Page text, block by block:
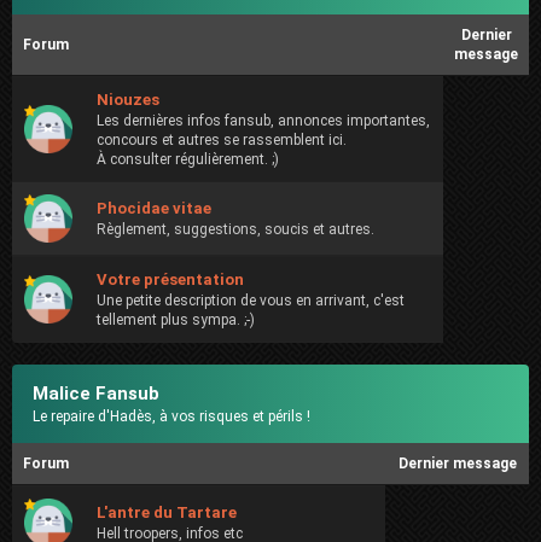
Forum
Dernier
message
Niouzes
Les dernières infos fansub, annonces importantes,
concours et autres se rassemblent ici.
À consulter régulièrement. ;)
Phocidae vitae
Règlement, suggestions, soucis et autres.
Votre présentation
Une petite description de vous en arrivant, c'est
tellement plus sympa. ;-)
Malice Fansub
Le repaire d'Hadès, à vos risques et périls !
Forum Dernier message
L'antre du Tartare
Hell troopers, infos etc